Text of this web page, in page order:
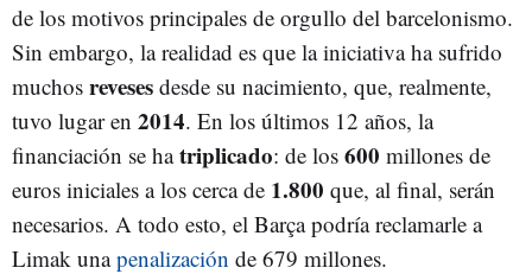
de los motivos principales de orgullo del barcelonismo.
Sin embargo, la realidad es que la iniciativa ha sufrido
muchos reveses desde su nacimiento, que, realmente,
tuvo lugar en 2014. En los últimos 12 años, la
financiación se hatriplicado: de los 600 millones de
euros iniciales a los cerca de 1.800 que, al final, serán
necesarios. A todo esto, el Barça podría reclamarle a
Limak unapenalización de 679 millones.